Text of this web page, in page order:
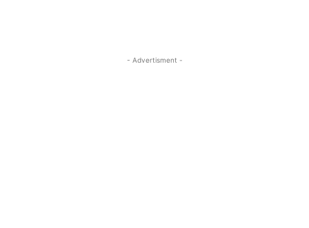
- Advertisment -